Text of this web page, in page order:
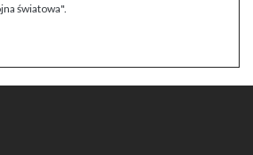
światowa".